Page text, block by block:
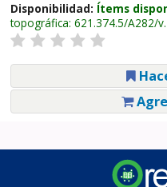
Disponibilidad: Ítems
topográfica: 621.374.5/A282/